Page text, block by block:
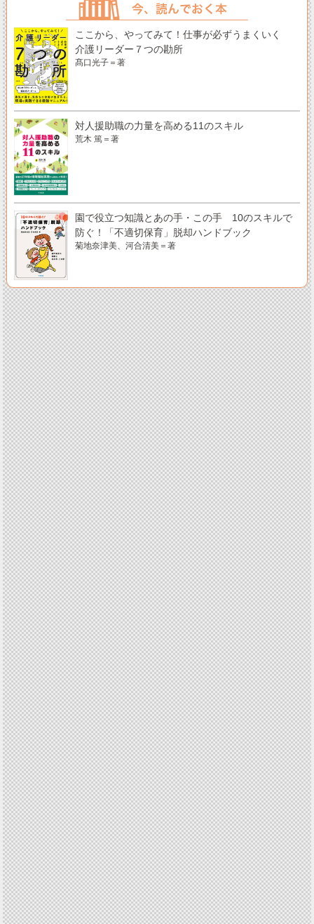
ここから、やってみて！仕事が必ずうまくいく
介護リーダー７つの勘所
髙口光子＝著
対人援助職の力量を高める11のスキル
荒木 篤＝著
園で役立つ知識とあの手・この手 10のスキルで
防ぐ！「不適切保育」脱却ハンドブック
菊地奈津美、河合清美＝著